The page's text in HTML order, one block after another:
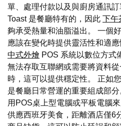
單、處理付款以及與廚房通訊訂
Toast 是餐廳特有的，因此 下午
夠承受熱量和油脂溢出。 一個
應該在變化時提供靈活性和適應
中式外燴 POS 系統以數位方式
無法存取互聯網或需要將資料
時，這可以提供穩定性。 正如
是餐廳日常營運的重要組成部
用POS桌上型電腦或平板電腦
供應西班牙美食，距離酒店僅6